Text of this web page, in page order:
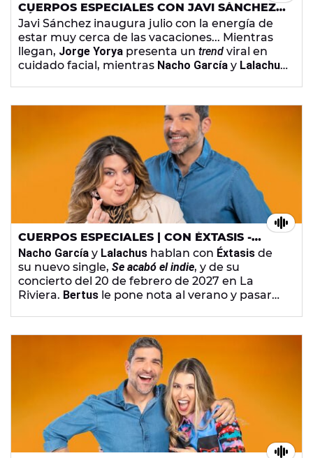
CUERPOS ESPECIALES CON JAVI SÁNCHEZ -
SÁBADO 4 DE JULIO DE 2026
Javi Sánchez inaugura julio con la energía de
estar muy cerca de las vacaciones... Mientras
llegan, Jorge Yorya presenta un trend viral en
cuidado facial, mientras Nacho García y Lalachus
Sorianole grita a una nube.
CUERPOS ESPECIALES | CON ÉXTASIS -
VIERNES, 3 DE JULIO DE 2026
Nacho García y Lalachus hablan con Éxtasis de
su nuevo single, Se acabó el indie, y de su
concierto del 20 de febrero de 2027 en La
Riviera. Bertus le pone nota al verano y pasar
presentadoras proponen dos planes de verano,
ir a la playa o piscina con olas artificiales.